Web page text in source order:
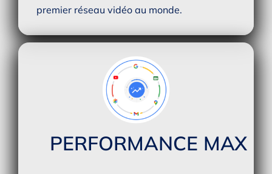
premier réseau vidéo au monde.
PERFORMANCE MAX